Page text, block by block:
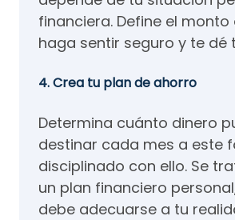
financiera. Define el monto
haga sentir seguro y te dé
4. Crea tu plan de ahorro
Determina cuánto dinero
destinar cada mes a este
disciplinado con ello. Se
un plan financiero
debe adecuarse a tu